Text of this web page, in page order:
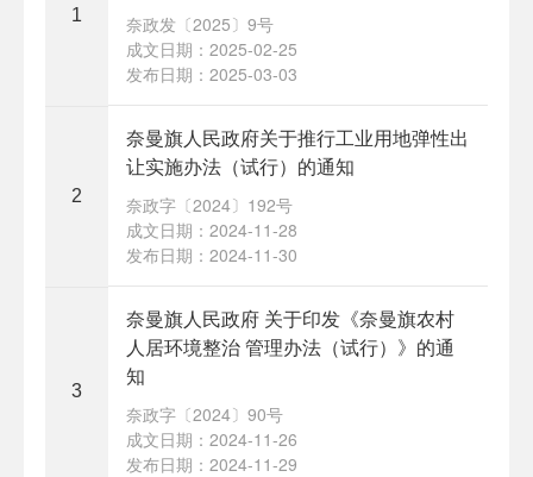
1
奈政发〔2025〕9号​
成文日期：2025-02-25
发布日期：2025-03-03
2
奈曼旗人民政府关于推行工业用地弹性出
让实施办法（试行）的通知
奈政字〔2024〕192号
成文日期：2024-11-28
发布日期：2024-11-30
3
奈曼旗人民政府 关于印发《奈曼旗农村
人居环境整治 管理办法（试行）》的通
知
奈政字〔2024〕90号
成文日期：2024-11-26
发布日期：2024-11-29